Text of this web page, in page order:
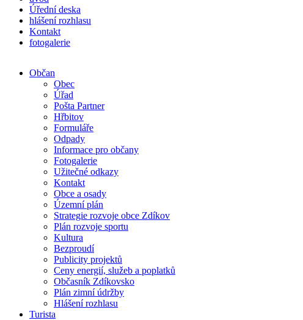
Úřední deska
hlášení rozhlasu
Kontakt
fotogalerie
Občan
Obec
Úřad
Pošta Partner
Hřbitov
Formuláře
Odpady
Informace pro občany
Fotogalerie
Užitečné odkazy
Kontakt
Obce a osady
Územní plán
Strategie rozvoje obce Zdíkov
Plán rozvoje sportu
Kultura
Bezproudí
Publicity projektů
Ceny energií, služeb a poplatků
Občasník Zdíkovsko
Plán zimní údržby
Hlášení rozhlasu
Turista